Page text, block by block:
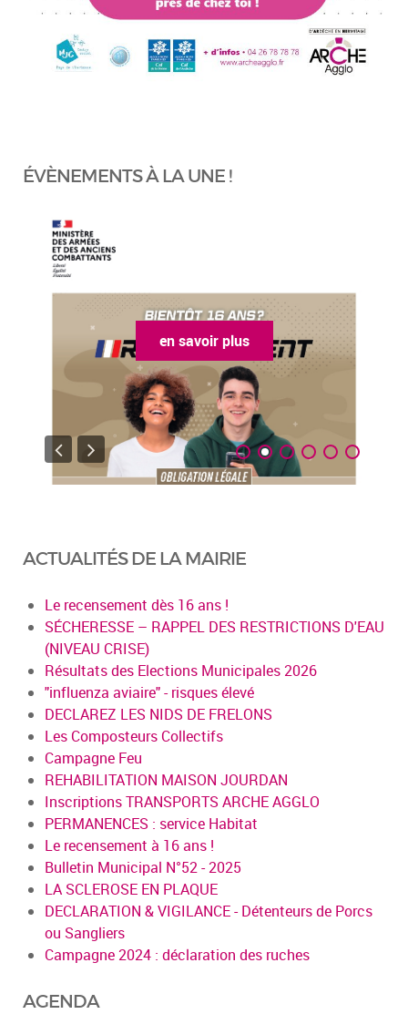
ÉVÈNEMENTS À LA UNE !
en savoir plus
ACTUALITÉS DE LA MAIRIE
Le recensement dès 16 ans !
SÉCHERESSE – RAPPEL DES RESTRICTIONS D'EAU
(NIVEAU CRISE)
Résultats des Elections Municipales 2026
"influenza aviaire" - risques élevé
DECLAREZ LES NIDS DE FRELONS
Les Composteurs Collectifs
Campagne Feu
REHABILITATION MAISON JOURDAN
Inscriptions TRANSPORTS ARCHE AGGLO
PERMANENCES : service Habitat
Le recensement à 16 ans !
Bulletin Municipal N°52 - 2025
LA SCLEROSE EN PLAQUE
DECLARATION & VIGILANCE - Détenteurs de Porcs
ou Sangliers
Campagne 2024 : déclaration des ruches
AGENDA